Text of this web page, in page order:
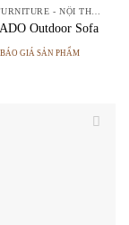
OUTDOOR FURNITURE - NỘI THẤT NGOÀI TRỜI
Outdoor Sofa
GIÁ SẢN PHẨM